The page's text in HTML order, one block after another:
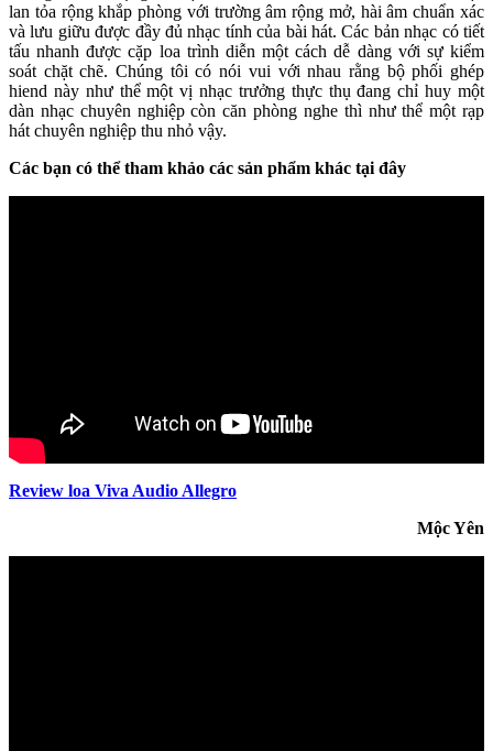
lan tỏa rộng khắp phòng với trường âm rộng mở, hài âm chuẩn xác
và lưu giữu được đầy đủ nhạc tính của bài hát. Các bản nhạc có tiết
tấu nhanh được cặp loa trình diễn một cách dễ dàng với sự kiểm
soát chặt chẽ. Chúng tôi có nói vui với nhau rằng bộ phối ghép
hiend này như thể một vị nhạc trưởng thực thụ đang chỉ huy một
dàn nhạc chuyên nghiệp còn căn phòng nghe thì như thể một rạp
hát chuyên nghiệp thu nhỏ vậy.
Các bạn có thể tham khảo các sản phẩm khác tại đây
Review loa Viva Audio Allegro
Mộc Yên